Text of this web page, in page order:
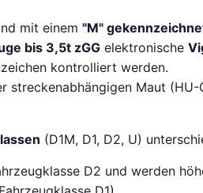
mit einem "M"
bis 3,5t zGG elektronische
kontrolliert werden.
streckenabhängigen Maut (HU-
(D1M, D1, D2, U)
D2 und werden